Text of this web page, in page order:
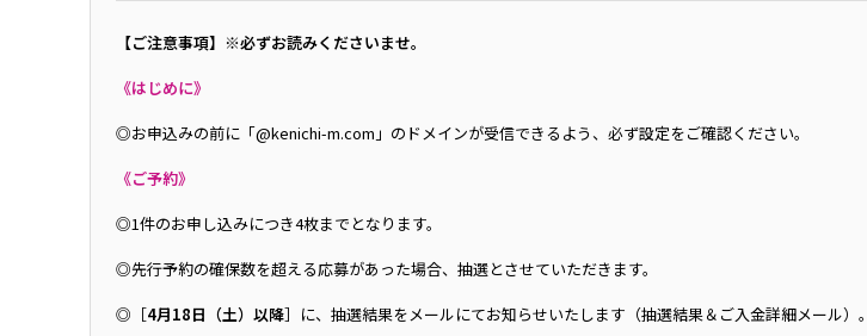
【ご注意事項】※必ずお読みくださいませ。
《はじめに》
◎お申込みの前に「@kenichi-m.com」のドメインが受信できるよう、必ず設定をご確認ください。
《ご予約》
◎1件のお申し込みにつき4枚までとなります。
◎先行予約の確保数を超える応募があった場合、抽選とさせていただきます。
◎［4月18日（土）以降］に、抽選結果をメールにてお知らせいたします（抽選結果＆ご入金詳細メール）。